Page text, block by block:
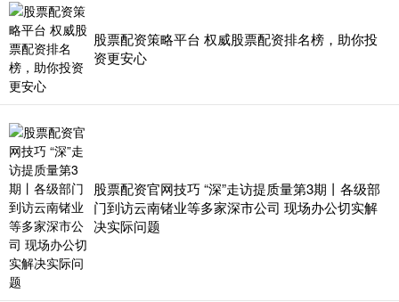
股票配资策略平台 权威股票配资排名榜，助你投
资更安心
股票配资官网技巧 “深”走访提质量第3期丨各级部
门到访云南锗业等多家深市公司 现场办公切实解
决实际问题